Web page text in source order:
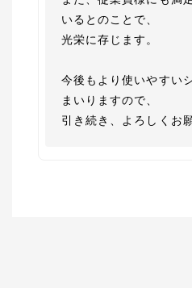
いるとのことで、
光栄に存じます。
今後もより使いやすい
まいりますので、
引き続き、よろしくお